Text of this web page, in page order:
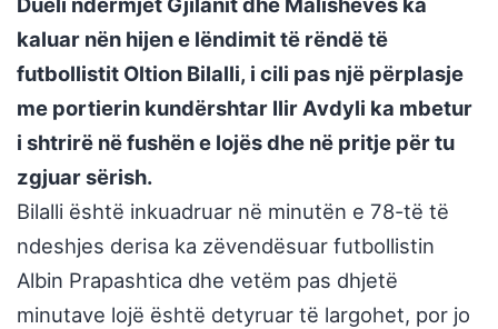
Dueli ndërmjet Gjilanit dhe Malishevës ka
kaluar nën hijen e lëndimit të rëndë të
futbollistit Oltion Bilalli, i cili pas një përplasje
me portierin kundërshtar Ilir Avdyli ka mbetur
i shtrirë në fushën e lojës dhe në pritje për tu
zgjuar sërish.
Bilalli është inkuadruar në minutën e 78-të të
ndeshjes derisa ka zëvendësuar futbollistin
Albin Prapashtica dhe vetëm pas dhjetë
minutave lojë është detyruar të largohet, por jo